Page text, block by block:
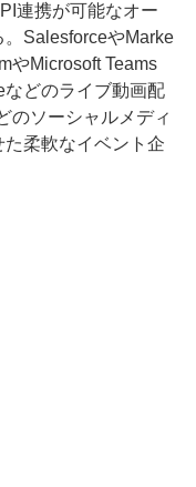
連携が可能なオー
SalesforceやMarke
やMicrosoft Teams
どのライブ動画配
のソーシャルメディ
柔軟なイベント企